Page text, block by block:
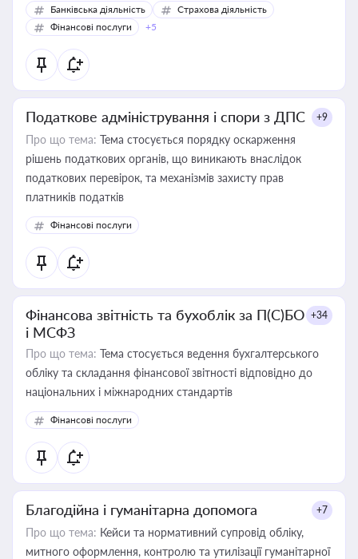
Банківська діяльність
Страхова діяльність
Фінансові послуги
+5
Податкове адміністрування і спори з ДПС +9
Про що тема: Тема стосується порядку оскарження
рішень податкових органів, що виникають внаслідок
податкових перевірок, та механізмів захисту прав
платників податків
Фінансові послуги
Фінансова звітність та бухоблік за П(С)БО
і МСФЗ
+34
Про що тема: Тема стосується ведення бухгалтерського
обліку та складання фінансової звітності відповідно до
національних і міжнародних стандартів
Фінансові послуги
Благодійна і гуманітарна допомога +7
Про що тема: Кейси та нормативний супровід обліку,
митного оформлення, контролю та утилізації гуманітарної